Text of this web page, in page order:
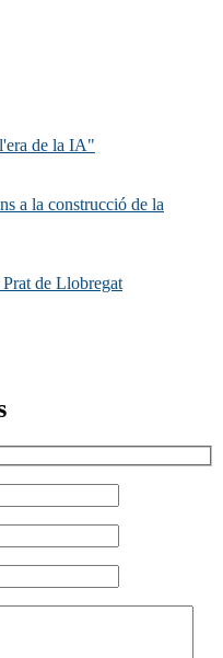
de la IA"
a la construcció de la
de Llobregat